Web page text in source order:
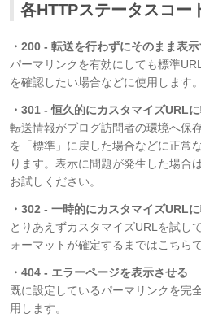
各HTTPステータスコー
・200 - 転送を行わずにそのまま表
パーマリンクを有効にしても標準
を確認したい場合などに使用します。
・301 - 恒久的にカスタマイズURL
転送情報がブログ訪問者の環境へ保
を「標準」に戻した場合などに正常
ります。表示に問題が発生した場合
お試しください。
・302 - 一時的にカスタマイズURL
とりあえずカスタマイズURLを試し
ォーマットが確定するまではこちら
・404 - エラーページを表示させる
既に設定しているパーマリンクを完
用します。